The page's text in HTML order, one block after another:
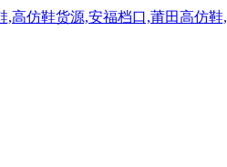
,高仿鞋货源,安福档口,莆田高仿